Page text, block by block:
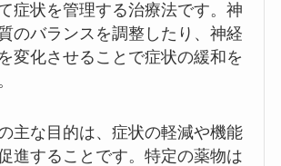
症状を管理する治療法です。神
のバランスを調整したり、神経
変化させることで症状の緩和を
主な目的は、症状の軽減や機能
進することです。特定の薬物は